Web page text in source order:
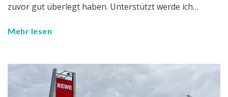
zuvor gut überlegt haben. Unterstützt werde ich…
Mehr lesen